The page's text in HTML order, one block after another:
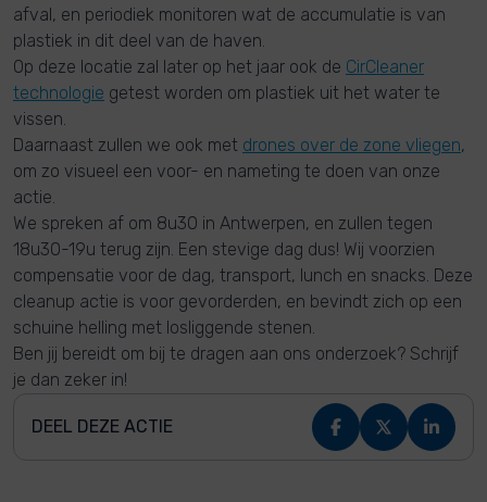
afval, en periodiek monitoren wat de accumulatie is van
plastiek in dit deel van de haven.
Op deze locatie zal later op het jaar ook de CirCleaner
technologie getest worden om plastiek uit het water te
vissen.
Daarnaast zullen we ook met drones over de zone vliegen,
om zo visueel een voor- en nameting te doen van onze
actie.
We spreken af om 8u30 in Antwerpen, en zullen tegen
18u30-19u terug zijn. Een stevige dag dus! Wij voorzien
compensatie voor de dag, transport, lunch en snacks. Deze
cleanup actie is voor gevorderden, en bevindt zich op een
schuine helling met losliggende stenen.
Ben jij bereidt om bij te dragen aan ons onderzoek? Schrijf
je dan zeker in!
DEEL DEZE ACTIE